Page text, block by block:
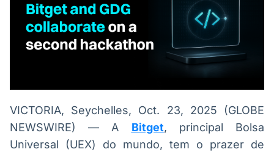
Monitoramento
inteligente de
Broadcast
Fundos
A melhor
plataforma para
analisar fundos
Gestão de
Investimentos
Em breve
VICTORIA, Seychelles, Oct. 23, 2025 (GLOBE
NEWSWIRE) — A Bitget, principal Bolsa
Universal (UEX) do mundo, tem o prazer de